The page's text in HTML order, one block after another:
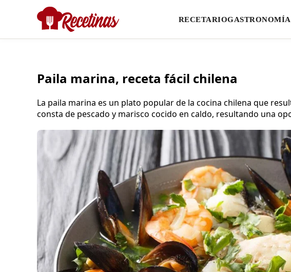
RECETARIOGASTRONOMÍA
Paila marina, receta fácil chilena
La paila marina es un plato popular de la cocina chilena que
consta de pescado y marisco cocido en caldo, resultando una